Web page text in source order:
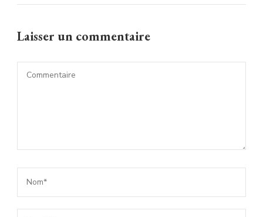
Laisser un commentaire